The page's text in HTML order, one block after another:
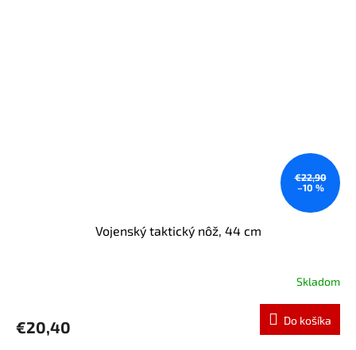
€22,90
–10 %
Vojenský taktický nôž, 44 cm
Skladom
€20,40 Do košíka